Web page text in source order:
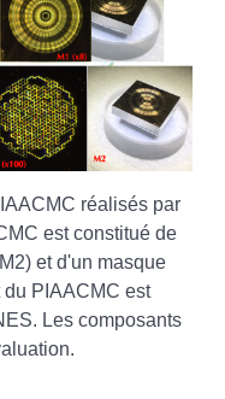
réalisés par
est constitué de
et d'un masque
PIAACMC est
Les composants